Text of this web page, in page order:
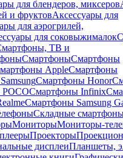
для блендеров, миксеров
и фруктовАксессуары для
для аэрогрилей,
для соковыжималок
ТВ и
СмартфоныСмартфоны
AppleСмартфоны
Смартфоны Honor
Смартфоны Infinix
Смартфоны Samsung
Складные
МониторыМониторы-
Проекторы
дисплеиПланшеты,